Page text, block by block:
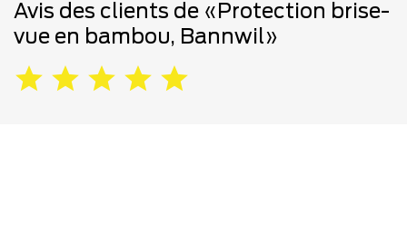
Avis des clients de «Protection brise-
vue en bambou, Bannwil»